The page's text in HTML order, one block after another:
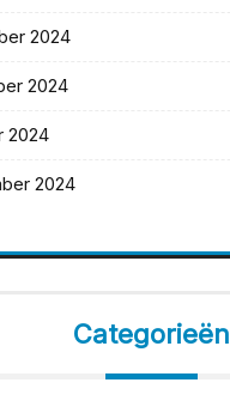
2024
2024
2024
2024
Categorieën